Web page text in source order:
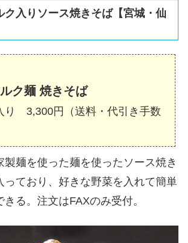
ク入りソース焼きそば【宮城・仙
ク麺 焼きそば
り 3,300円（送料・代引き手数
製麺を使った麺を使ったソース焼き
っており、好きな野菜を入れて簡単
る。注文はFAXのみ受付。